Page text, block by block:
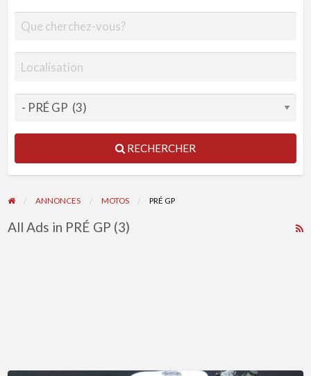
RECHERCHER
ANNONCES MOTOS PRÉ GP
All Ads in PRÉ GP (3)